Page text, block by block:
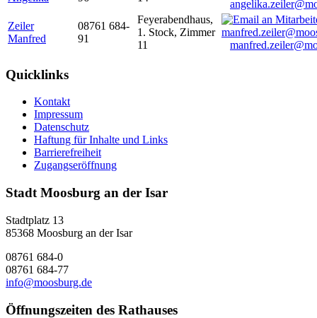
Zeiler
Manfred
08761 684-
91
Feyerabendhaus,
1. Stock, Zimmer
11
Quicklinks
Kontakt
Impressum
Datenschutz
Haftung für Inhalte und Links
Barrierefreiheit
Zugangseröffnung
Stadt Moosburg an der Isar
Stadtplatz 13
85368 Moosburg an der Isar
08761 684-0
08761 684-77
info@moosburg.de
Öffnungszeiten des Rathauses